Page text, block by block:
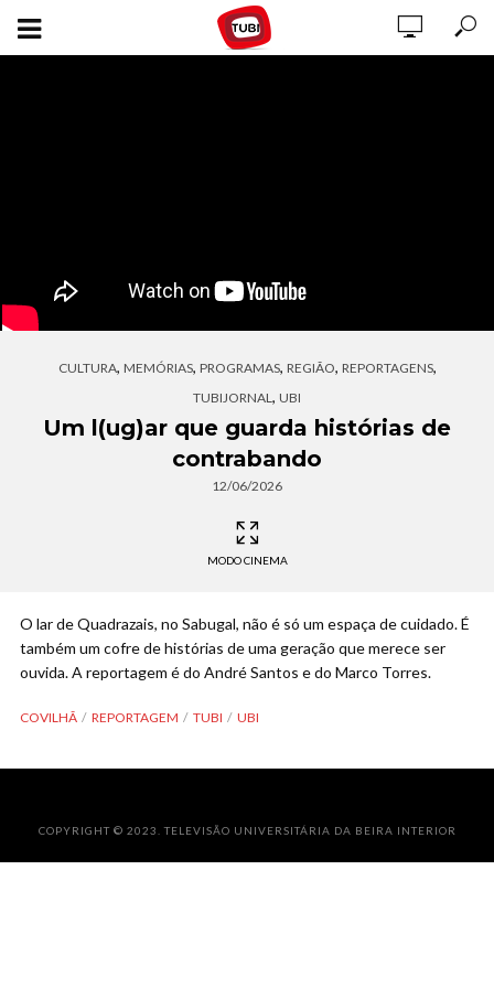
CULTURA, MEMÓRIAS, PROGRAMAS, REGIÃO, REPORTAGENS,
TUBIJORNAL, UBI
Um l(ug)ar que guarda histórias de
contrabando
12/06/2026
MODO CINEMA
O lar de Quadrazais, no Sabugal, não é só um espaça de cuidado. É
também um cofre de histórias de uma geração que merece ser
ouvida. A reportagem é do André Santos e do Marco Torres.
COVILHÃ REPORTAGEM TUBI UBI
COPYRIGHT © 2023. TELEVISÃO UNIVERSITÁRIA DA BEIRA INTERIOR